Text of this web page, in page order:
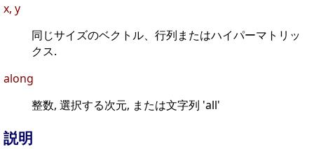
x, y
同じサイズのベクトル、行列またはハイパーマトリッ
クス.
along
整数, 選択する次元, または文字列 'all'
説明